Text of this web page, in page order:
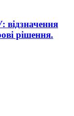
відзначення
рішення.